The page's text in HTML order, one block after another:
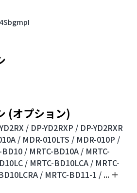
(オプション)
/ DP-YD2RXP / DP-YD2RXR
/ MDR-010LTS / MDR-010P /
BD10 / MRTC-BD10A / MRTC-
/ MRTC-BD10LCA / MRTC-
/ MRTC-BD11-1 / ... ＋